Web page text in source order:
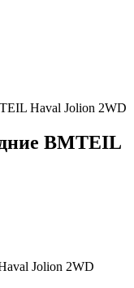
Haval Jolion 2WD
BMTEIL
Jolion 2WD